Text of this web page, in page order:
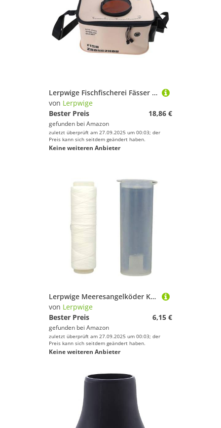
Lerpwige Fischfischerei Fässer Behälter Faltbar Tackle Box Basin Fischeimerbeutel Mit Wasserfischfischerner
von Lerpwige
Bester Preis
18,86 €
gefunden bei Amazon
zuletzt überprüft am 27.09.2025 um 00:03; der
Preis kann sich seitdem geändert haben.
Keine weiteren Anbieter
Lerpwige Meeresangelköder Köderschnur Nylon Elastisch Unsichtbar Angelschnur Meeresangelköder Köderschnur Köder Sparer Enduring
von Lerpwige
Bester Preis
6,15 €
gefunden bei Amazon
zuletzt überprüft am 27.09.2025 um 00:03; der
Preis kann sich seitdem geändert haben.
Keine weiteren Anbieter